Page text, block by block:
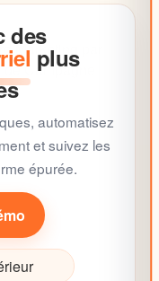
des
plus
automatisez
et suivez les
épurée.